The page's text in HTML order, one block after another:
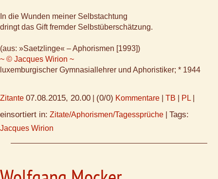
In die Wunden meiner Selbstachtung
dringt das Gift fremder Selbstüberschätzung.
(aus: »Saetzlinge« – Aphorismen [1993])
~ © Jacques Wirion ~
luxemburgischer Gymnasiallehrer und Aphoristiker; * 1944
Zitante 07.08.2015, 20.00 (0/0) Kommentare TB PL
einsortiert in: Zitate/Aphorismen/Tagessprüche Tags:
Jacques Wirion